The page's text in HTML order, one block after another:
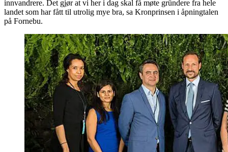
innvandrere. Det gjør at vi her i dag skal få møte gründere fra hele
landet som har fått til utrolig mye bra, sa Kronprinsen i åpningtalen
på Fornebu.